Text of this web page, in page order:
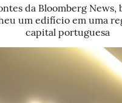
da Bloomberg News,
um edifício em uma
capital portuguesa